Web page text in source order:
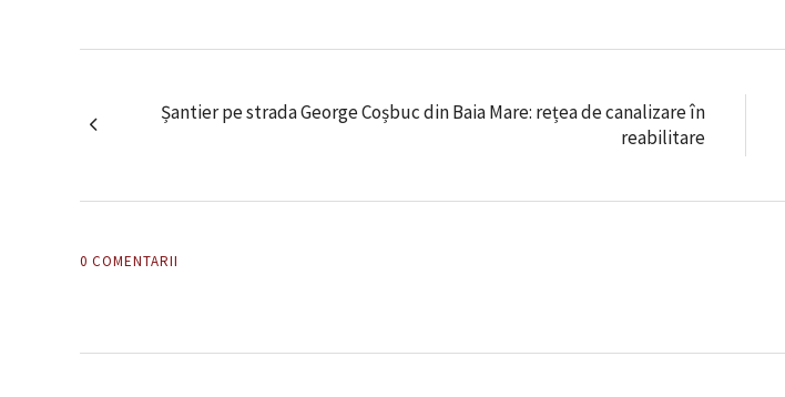
Șantier pe strada George Coșbuc din Baia Mare: rețea de canalizare în
reabilitare
0 COMENTARII